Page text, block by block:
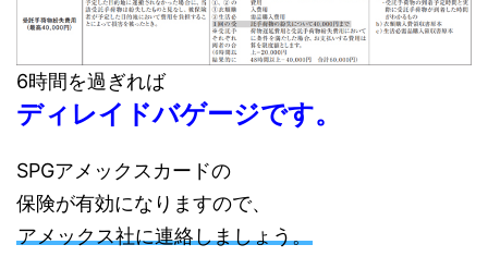
6時間を過ぎれば
ディレイドバゲージです。
SPGアメックスカードの
保険が有効になりますので、
アメックス社に連絡しましょう。